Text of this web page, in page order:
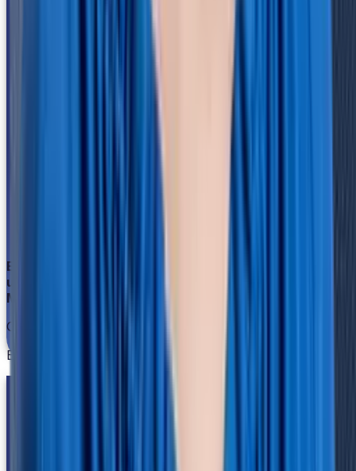
Ein so gutes Preis-Leistungs-Verhältnis hat keiner
unserer anderen Cloud-Dienste.
Marc Huttner
Geschäftsleitung
Euro Union Assistance